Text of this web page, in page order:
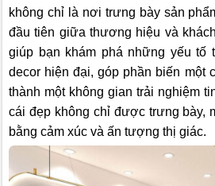
không chỉ là nơi trưng bày sản
đầu tiên giữa thương hiệu và
giúp bạn khám phá những yếu tố
decor hiện đại, góp phần biến một
thành một không gian trải nghiệm
cái đẹp không chỉ được trưng bày,
bằng cảm xúc và ấn tượng thị giác.